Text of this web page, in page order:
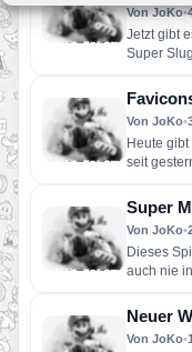
Von JoKo•
Jetzt gibt
Super
Von JoKo•
Heute
seit
Super
Von JoKo•
Dieses
auch nie
Neuer
Von JoKo•